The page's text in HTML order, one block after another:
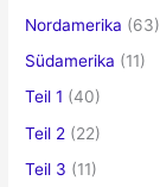
Nordamerika (63)
Südamerika (11)
Teil 1 (40)
Teil 2 (22)
Teil 3 (11)